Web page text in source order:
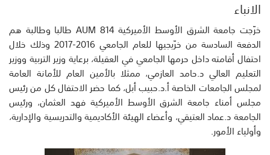
الانباء
خرّجت جامعة الشرق الأوسط الأميركية AUM 814 طالبا وطالبة هم
الدفعة السادسة من خرّيجيها للعام الجامعي 2016-2017 وذلك خلال
احتفال أقامته داخل حرمها الجامعي في العقيلة، برعاية وزير التربية ووزير
التعليم العالي د.حامد العازمي، ممثلا بالأمين العام للأمانة العامة
لمجلس الجامعات الخاصة أ.د.حبيب أبل، كما حضر الاحتفال كل من رئيس
مجلس أمناء جامعة الشرق الأوسط الأميركية فهد العثمان، ورئيس
الجامعة د.عماد العتيقي، وأعضاء الهيئة الأكاديمية والتدريسية والإدارية،
وأولياء الأمور.